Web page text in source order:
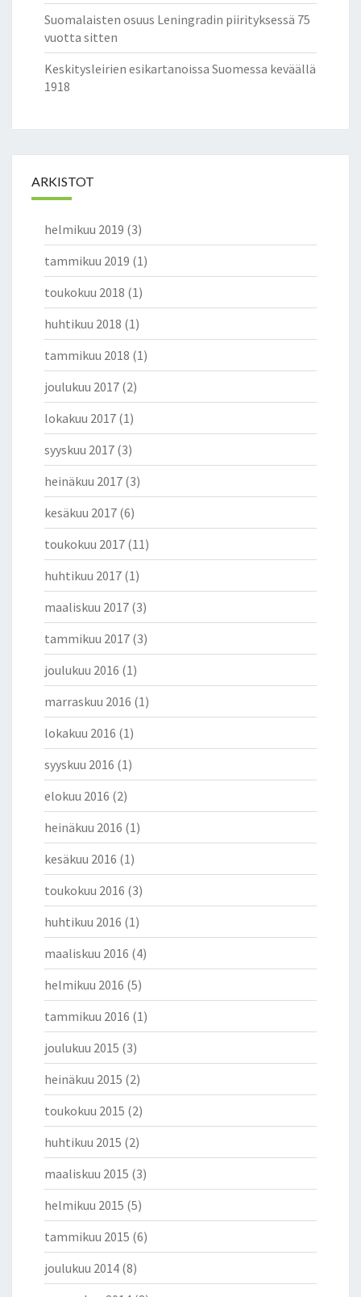
Suomalaisten osuus Leningradin piirityksessä 75
vuotta sitten
Keskitysleirien esikartanoissa Suomessa keväällä
1918
ARKISTOT
helmikuu 2019 (3)
tammikuu 2019 (1)
toukokuu 2018 (1)
huhtikuu 2018 (1)
tammikuu 2018 (1)
joulukuu 2017 (2)
lokakuu 2017 (1)
syyskuu 2017 (3)
heinäkuu 2017 (3)
kesäkuu 2017 (6)
toukokuu 2017 (11)
huhtikuu 2017 (1)
maaliskuu 2017 (3)
tammikuu 2017 (3)
joulukuu 2016 (1)
marraskuu 2016 (1)
lokakuu 2016 (1)
syyskuu 2016 (1)
elokuu 2016 (2)
heinäkuu 2016 (1)
kesäkuu 2016 (1)
toukokuu 2016 (3)
huhtikuu 2016 (1)
maaliskuu 2016 (4)
helmikuu 2016 (5)
tammikuu 2016 (1)
joulukuu 2015 (3)
heinäkuu 2015 (2)
toukokuu 2015 (2)
huhtikuu 2015 (2)
maaliskuu 2015 (3)
helmikuu 2015 (5)
tammikuu 2015 (6)
joulukuu 2014 (8)